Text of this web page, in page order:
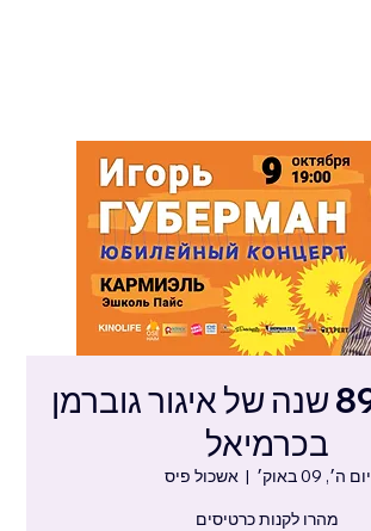
קונצרט 89 שנה של איגור גוברמן
בכרמיאל
יום ה׳, 09 באוק׳
  |
אשכול פיס
מהרו לקנות כרטיסים